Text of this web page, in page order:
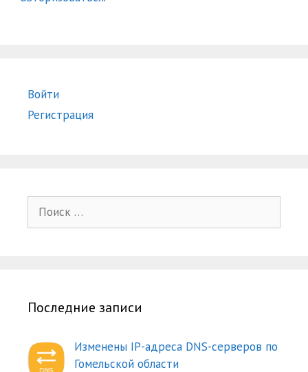
Войти
Регистрация
Последние записи
Изменены IP-адреса DNS-серверов по
Гомельской области